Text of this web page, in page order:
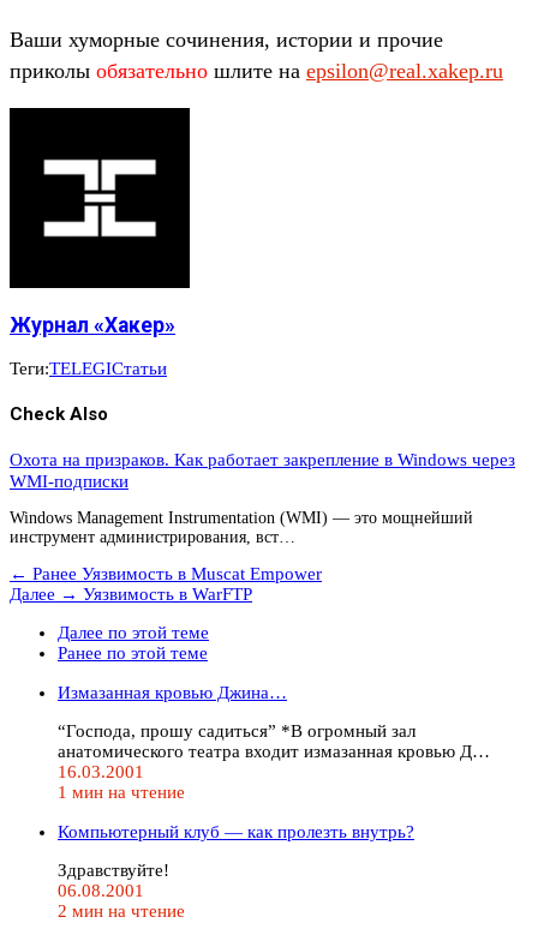
Ваши хуморные сочинения, истории и прочие
приколы обязательно шлите на epsilon@real.xakep.ru
Журнал «Хакер»
Теги:TELEGIСтатьи
Check Also
Охота на призраков. Как работает закрепление в Windows через
WMI-подписки
Windows Management Instrumentation (WMI) — это мощнейший
инструмент администрирования, вст…
← Ранее Уязвимость в Muscat Empower
Далее → Уязвимость в WarFTP
Далее по этой теме
Ранее по этой теме
Измазанная кровью Джина…
“Господа, прошу садиться” *В огромный зал
анатомического театра входит измазанная кровью Д…
16.03.2001
1 мин на чтение
Компьютерный клуб — как пролезть внутрь?
Здравствуйте!
06.08.2001
2 мин на чтение